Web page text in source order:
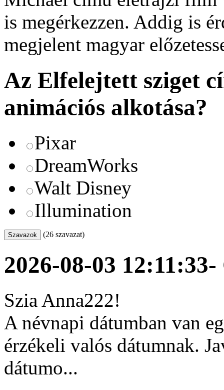
is megérkezzen. Addig is
megjelent magyar
Az Elfelejtett sziget
animációs alkotása?
Pixar
DreamWorks
Walt Disney
Illumination
(26 szavazat)
2026-08-03 12:11:33-
Szia Anna222!
A névnapi dátumban van
érzékeli valós dátumnak.
dátumo...